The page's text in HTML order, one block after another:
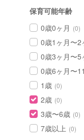
保育可能年齢
0歳0ヶ月 (0)
0歳1ヶ月〜2
0歳3ヶ月〜5
0歳6ヶ月〜
1歳 (0)
2歳 (0)
3歳〜6歳 (0)
7歳以上 (0)